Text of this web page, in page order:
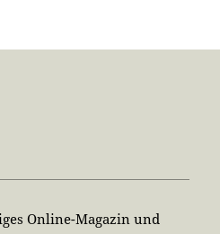
Online-Magazin und